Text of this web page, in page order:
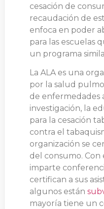
cesación de
recaudación de
enfoca en poder
para las escuelas
un programa
La ALA es una
por la salud
de enfermedades
investigación, la
para la cesación
contra el
organización se
del consumo. Con
imparte
certifican a sus
algunos están
mayoría tiene un